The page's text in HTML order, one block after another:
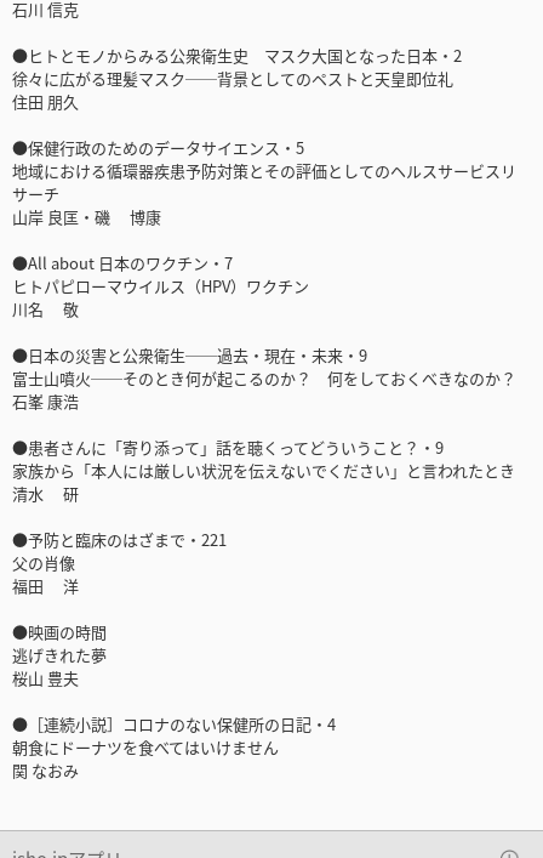
石川 信克
●ヒトとモノからみる公衆衛生史 マスク大国となった日本・2
徐々に広がる理髪マスク──背景としてのペストと天皇即位礼
住田 朋久
●保健行政のためのデータサイエンス・5
地域における循環器疾患予防対策とその評価としてのヘルスサービスリ
サーチ
山岸 良匡・磯 博康
●All about 日本のワクチン・7
ヒトパピローマウイルス（HPV）ワクチン
川名 敬
●日本の災害と公衆衛生──過去・現在・未来・9
富士山噴火──そのとき何が起こるのか？ 何をしておくべきなのか？
石峯 康浩
●患者さんに「寄り添って」話を聴くってどういうこと？・9
家族から「本人には厳しい状況を伝えないでください」と言われたとき
清水 研
●予防と臨床のはざまで・221
父の肖像
福田 洋
●映画の時間
逃げきれた夢
桜山 豊夫
●［連続小説］コロナのない保健所の日記・4
朝食にドーナツを食べてはいけません
関 なおみ